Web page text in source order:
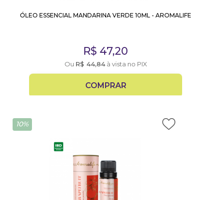
ÓLEO ESSENCIAL MANDARINA VERDE 10ML - AROMALIFE
R$ 47,20
Ou R$ 44,84à vista no PIX
COMPRAR
10%